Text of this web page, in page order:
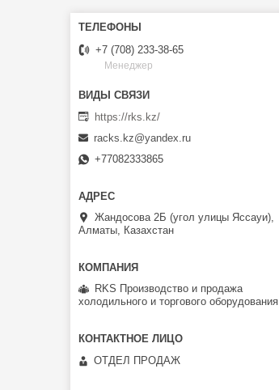
+7 (708) 233-38-65
Менеджер
https://rks.kz/
racks.kz@yandex.ru
+77082333865
Жандосова 2Б (угол улицы Яссауи),
Алматы, Казахстан
RKS Производство и продажа
холодильного и торгового оборудования
ОТДЕЛ ПРОДАЖ